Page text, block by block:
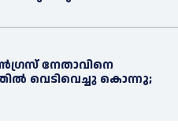
നേതാവിനെ
വെടിവെച്ചു കൊന്നു;